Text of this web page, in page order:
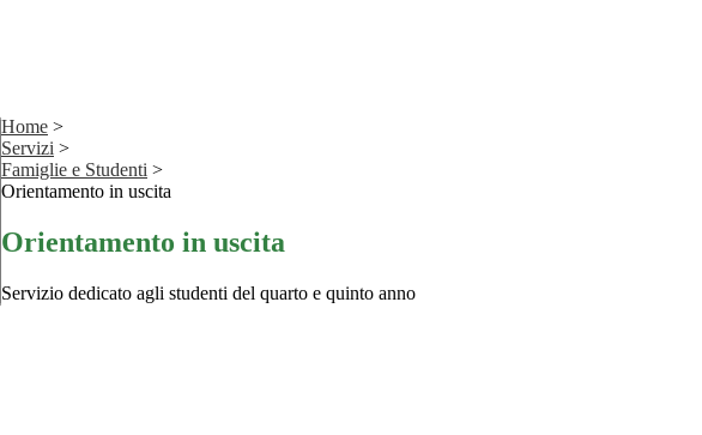
Home >
Servizi >
Famiglie e Studenti >
Orientamento in uscita
Orientamento in uscita
Servizio dedicato agli studenti del quarto e quinto anno